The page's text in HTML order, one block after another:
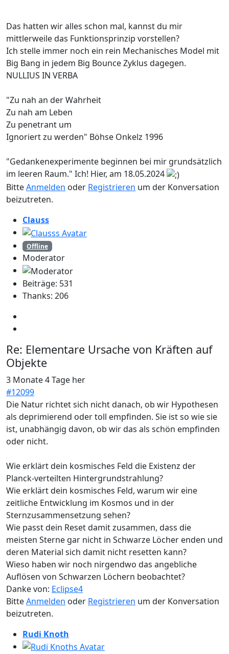
Das hatten wir alles schon mal, kannst du mir
mittlerweile das Funktionsprinzip vorstellen?
Ich stelle immer noch ein rein Mechanisches Model mit
Big Bang in jedem Big Bounce Zyklus dagegen.
NULLIUS IN VERBA
"Zu nah an der Wahrheit
Zu nah am Leben
Zu penetrant um
Ignoriert zu werden" Böhse Onkelz 1996
"Gedankenexperimente beginnen bei mir grundsätzlich
im leeren Raum." Ich! Hier, am 18.05.2024
BitteAnmelden oder Registrieren um der Konversation
beizutreten.
Clauss
Offline
Moderator
Beiträge: 531
Thanks: 206
Re: Elementare Ursache von Kräften auf
Objekte
3 Monate 4 Tage her
#12099
Die Natur richtet sich nicht danach, ob wir Hypothesen
als deprimierend oder toll empfinden. Sie ist so wie sie
ist, unabhängig davon, ob wir das als schön empfinden
oder nicht.
Wie erklärt dein kosmisches Feld die Existenz der
Planck-verteilten Hintergrundstrahlung?
Wie erklärt dein kosmisches Feld, warum wir eine
zeitliche Entwicklung im Kosmos und in der
Sternzusammensetzung sehen?
Wie passt dein Reset damit zusammen, dass die
meisten Sterne gar nicht in Schwarze Löcher enden und
deren Material sich damit nicht resetten kann?
Wieso haben wir noch nirgendwo das angebliche
Auflösen von Schwarzen Löchern beobachtet?
Danke von: Eclipse4
BitteAnmelden oder Registrieren um der Konversation
beizutreten.
Rudi Knoth